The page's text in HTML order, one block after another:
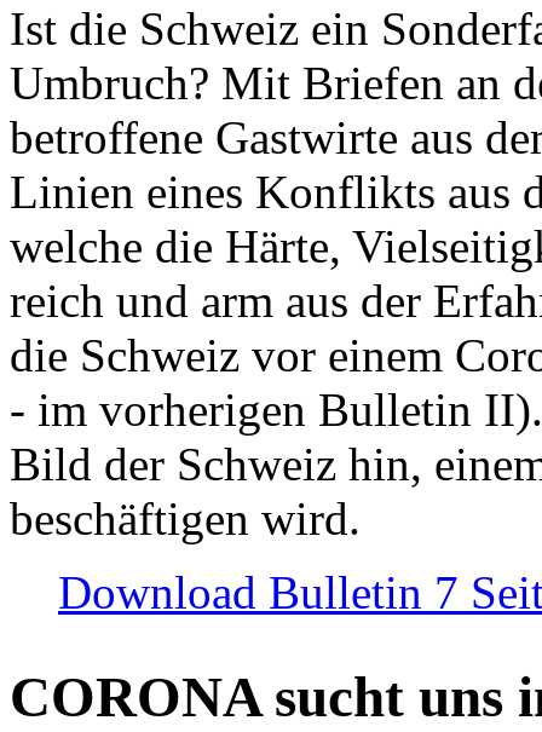
Ist die Schweiz ein
Umbruch? Mit Briefen an
betroffene Gastwirte aus
Linien eines Konflikts aus
welche die Härte,
reich und arm aus der
die Schweiz vor einem
- im vorherigen Bulletin
Bild der Schweiz hin,
beschäftigen wird.
Download Bulletin 7
CORONA sucht uns